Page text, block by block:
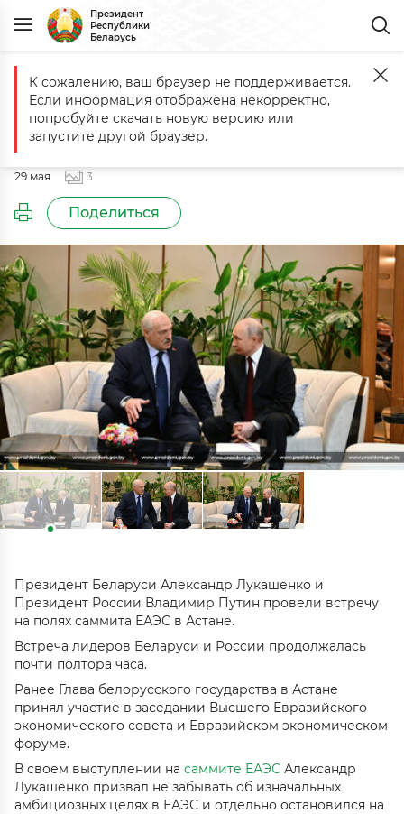
Президент
Республики
Беларусь
Главная События Встреча с Президентом России Владимиром
Встреча с Президентом России
Владимиром Путиным
29 мая 3
Поделиться
Президент Беларуси Александр Лукашенко и
Президент России Владимир Путин провели встречу
на полях саммита ЕАЭС в Астане.
Встреча лидеров Беларуси и России продолжалась
почти полтора часа.
Ранее Глава белорусского государства в Астане
принял участие в заседании Высшего Евразийского
экономического совета и Евразийском экономическом
форуме.
В своем выступлении на саммите ЕАЭС Александр
Лукашенко призвал не забывать об изначальных
амбициозных целях в ЕАЭС и отдельно остановился на
К сожалению, ваш браузер не поддерживается.
Если информация отображена некорректно,
попробуйте скачать новую версию или
запустите другой браузер.